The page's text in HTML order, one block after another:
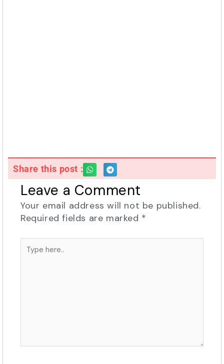
Share this post :
Leave a Comment
Your email address will not be published.
Required fields are marked *
Type
here..